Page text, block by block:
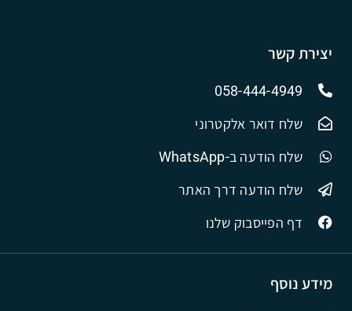
מידע נוסף
יצירת קשר
058-444-4949
שלח דואר אלקטרוני
שלח הודעה ב-WhatsApp
שלח הודעה דרך האתר
דף הפייסבוק שלנו